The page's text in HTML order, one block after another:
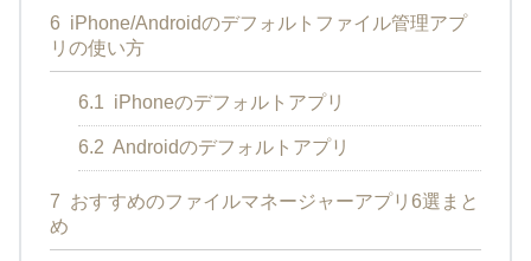
6 iPhone/Androidのデフォルトファイル管理アプ
リの使い方
6.1 iPhoneのデフォルトアプリ
6.2 Androidのデフォルトアプリ
7 おすすめのファイルマネージャーアプリ6選まと
め